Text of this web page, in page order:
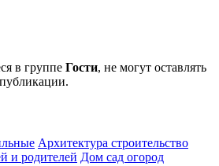
в группе Гости, не могут оставлять
Архитектура строительство
и родителей Дом сад огород